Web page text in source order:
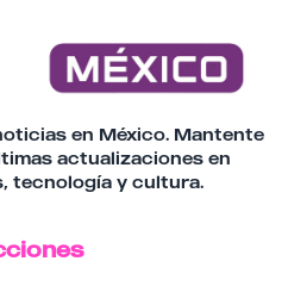
en México. Mantente
actualizaciones en
tecnología y cultura.